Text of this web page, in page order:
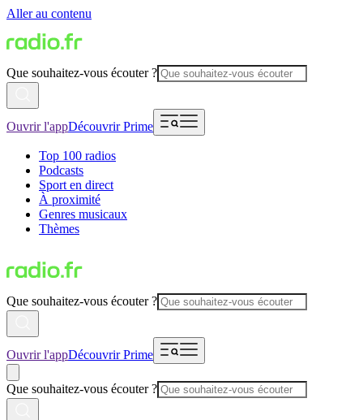
Aller au contenu
Que souhaitez-vous écouter ?
Ouvrir l'appDécouvrir Prime
Top 100 radios
Podcasts
Sport en direct
À proximité
Genres musicaux
Thèmes
Que souhaitez-vous écouter ?
Ouvrir l'appDécouvrir Prime
Que souhaitez-vous écouter ?